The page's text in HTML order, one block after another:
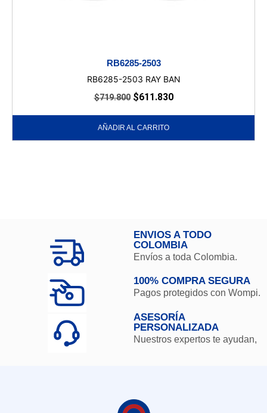
RB6285-2503
RB6285-2503 RAY BAN
$719.800 $611.830
AÑADIR AL CARRITO
ENVIOS A TODO
COLOMBIA
Envíos a toda Colombia.
100% COMPRA SEGURA
Pagos protegidos con Wompi.
ASESORÍA
PERSONALIZADA
Nuestros expertos te ayudan,